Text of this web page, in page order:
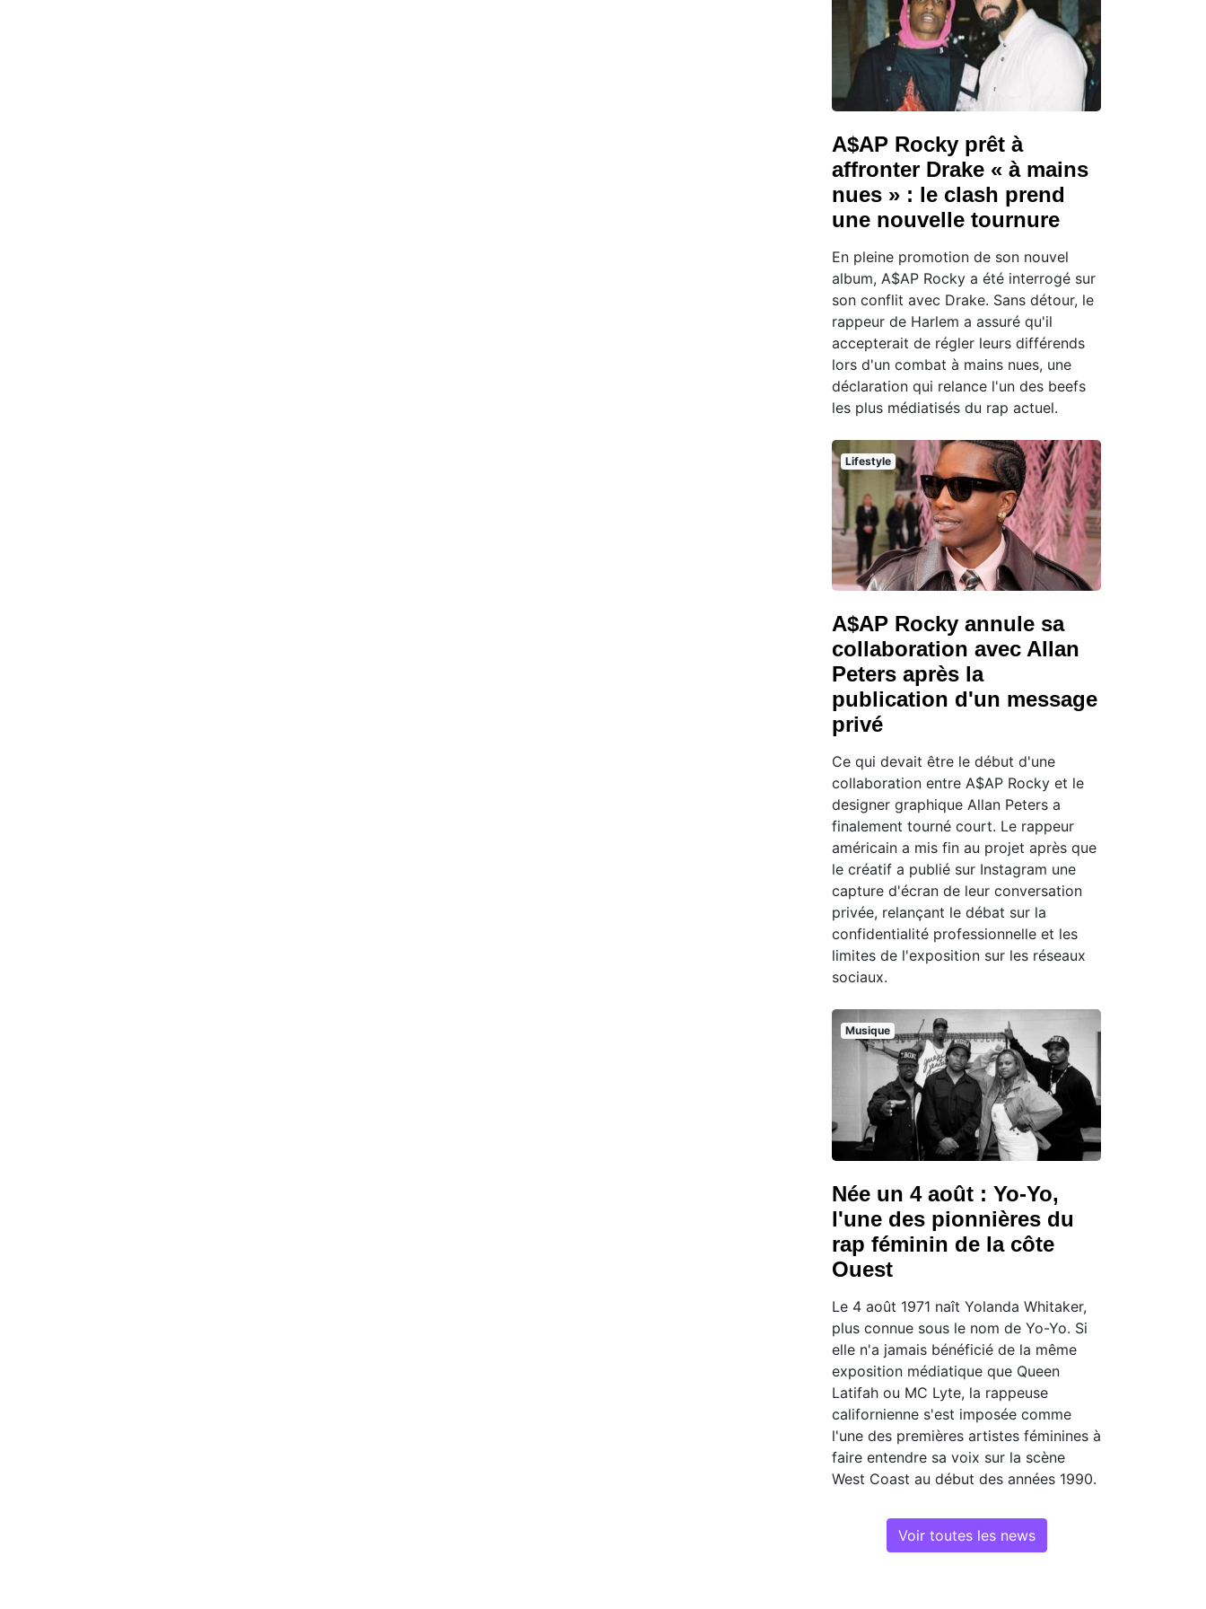
A$AP Rocky prêt à
affronter Drake « à mains
nues » : le clash prend
une nouvelle tournure
En pleine promotion de son nouvel
album, A$AP Rocky a été interrogé sur
son conflit avec Drake. Sans détour, le
rappeur de Harlem a assuré qu'il
accepterait de régler leurs différends
lors d'un combat à mains nues, une
déclaration qui relance l'un des beefs
les plus médiatisés du rap actuel.
Lifestyle
A$AP Rocky annule sa
collaboration avec Allan
Peters après la
publication d'un message
privé
Ce qui devait être le début d'une
collaboration entre A$AP Rocky et le
designer graphique Allan Peters a
finalement tourné court. Le rappeur
américain a mis fin au projet après que
le créatif a publié sur Instagram une
capture d'écran de leur conversation
privée, relançant le débat sur la
confidentialité professionnelle et les
limites de l'exposition sur les réseaux
sociaux.
Musique
Née un 4 août : Yo-Yo,
l'une des pionnières du
rap féminin de la côte
Ouest
Le 4 août 1971 naît Yolanda Whitaker,
plus connue sous le nom de Yo-Yo. Si
elle n'a jamais bénéficié de la même
exposition médiatique que Queen
Latifah ou MC Lyte, la rappeuse
californienne s'est imposée comme
l'une des premières artistes féminines à
faire entendre sa voix sur la scène
West Coast au début des années 1990.
Voir toutes les news